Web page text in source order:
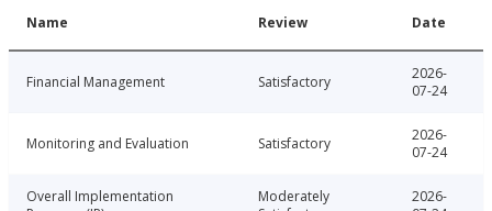
Name Review Date
Financial Management Satisfactory
2026-
07-24
Monitoring and Evaluation Satisfactory
2026-
07-24
Overall Implementation
Moderately
2026-